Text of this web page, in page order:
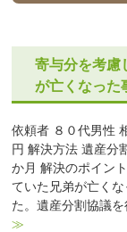
寄与分を考慮
が亡くなった
依頼者 ８０代男性
円 解決方法 遺産分
か月 解決のポイン
ていた兄弟が亡く
た。遺産分割協議
≫